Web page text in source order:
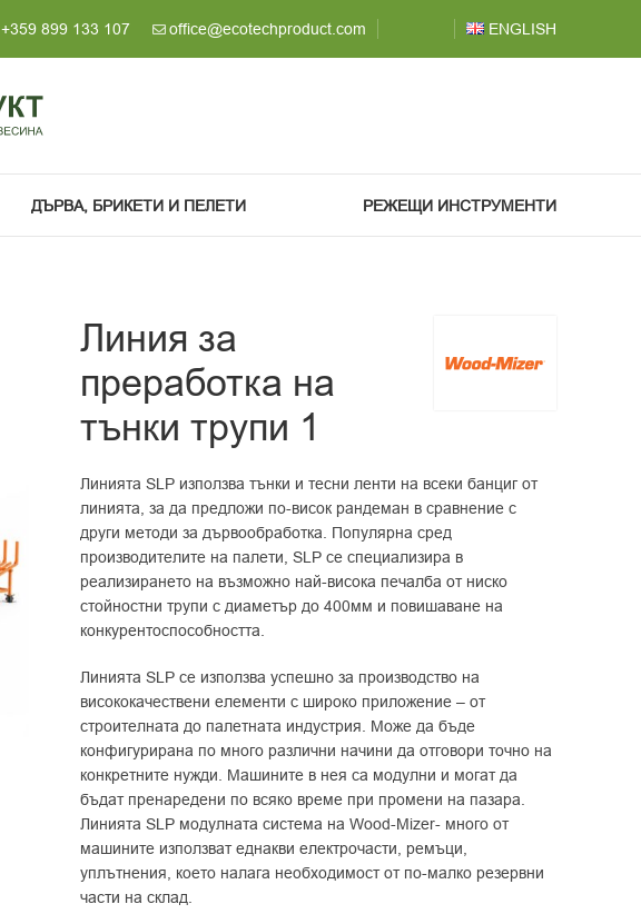
+359 899 133 107 office@ecotechproduct.com ENGLISH
ДЪРВА, БРИКЕТИ И ПЕЛЕТИ РЕЖЕЩИ ИНСТРУМЕНТИ
Линия за
преработка на
тънки трупи 1
Линията SLP използва тънки и тесни ленти на всеки банциг от
линията, за да предложи по-висок рандеман в сравнение с
други методи за дървообработка. Популярна сред
производителите на палети, SLP се специализира в
реализирането на възможно най-висока печалба от ниско
стойностни трупи с диаметър до 400мм и повишаване на
конкурентоспособността.
Линията SLP се използва успешно за производство на
висококачествени елементи с широко приложение – от
строителната до палетната индустрия. Може да бъде
конфигурирана по много различни начини да отговори точно на
конкретните нужди. Машините в нея са модулни и могат да
бъдат пренаредени по всяко време при промени на пазара.
Линията SLP модулната система на Wood-Mizer- много от
машините използват еднакви електрочасти, ремъци,
уплътнения, което налага необходимост от по-малко резервни
части на склад.